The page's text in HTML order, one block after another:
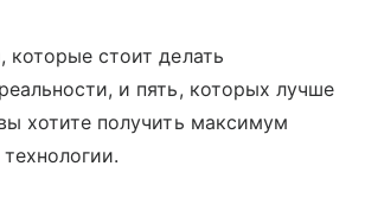
которые стоит делать
и пять, которых лучше
хотите получить максимум